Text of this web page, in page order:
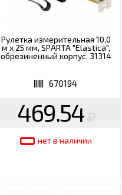
Рулетка измерительная 10,0
м х 25 мм, SPARTA "Elastica",
обрезиненный корпус, 31314
670194
469.54
нет в наличии